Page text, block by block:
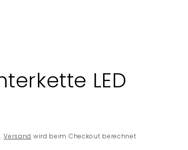
LED
Versand wird beim Checkout berechnet